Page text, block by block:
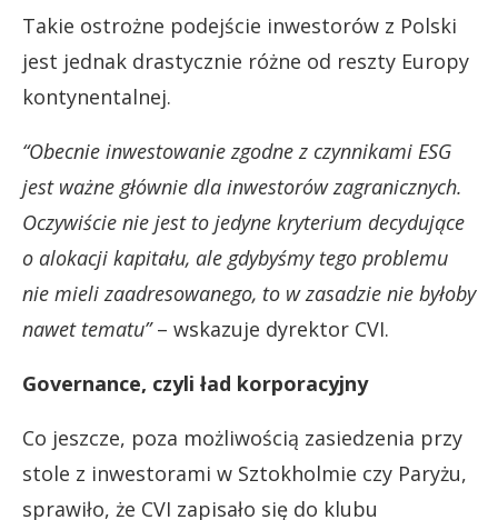
Takie ostrożne podejście inwestorów z Polski
jest jednak drastycznie różne od reszty Europy
kontynentalnej.
“Obecnie inwestowanie zgodne z czynnikami ESG
jest ważne głównie dla inwestorów zagranicznych.
Oczywiście nie jest to jedyne kryterium decydujące
o alokacji kapitału, ale gdybyśmy tego problemu
nie mieli zaadresowanego, to w zasadzie nie byłoby
nawet tematu”– wskazuje dyrektor CVI.
Governance, czyli ład korporacyjny
Co jeszcze, poza możliwością zasiedzenia przy
stole z inwestorami w Sztokholmie czy Paryżu,
sprawiło, że CVI zapisało się do klubu